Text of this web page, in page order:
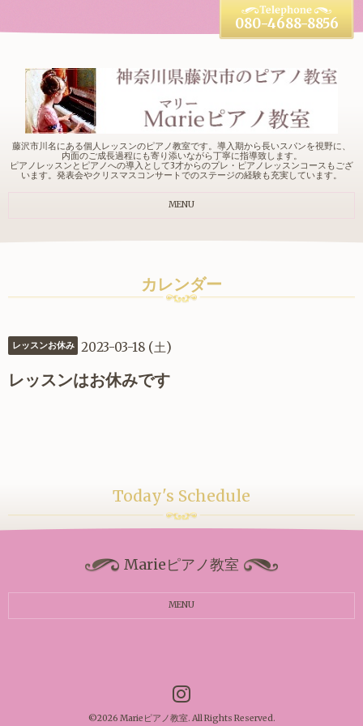
藤沢市川名にある個人レッスンのピアノ教室です。導入期から長いスパンを視野に、
内面のご成長過程にも寄り添いながら丁寧に指導致します。
ピアノレッスンとピアノへの導入として3才からのプレ・ピアノレッスンコースもござ
います。発表会やクリスマスコンサートでのステージの経験も充実しています。
080-4688-8856
MENU
カレンダー
レッスンお休み 2023-03-18 (土)
レッスンはお休みです
Today's Schedule
Marieピアノ教室
MENU
©2026 Marieピアノ教室. All Rights Reserved.